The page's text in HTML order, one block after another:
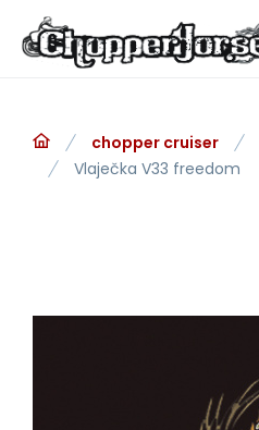
chopper cruiser
Vlaječka V33 freedom